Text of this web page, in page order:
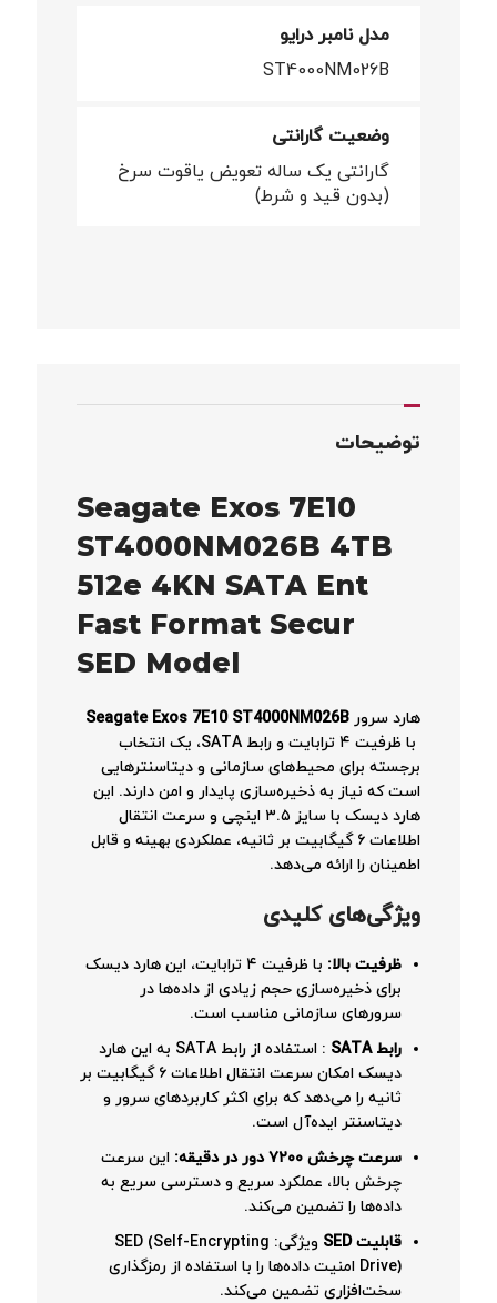
مدل نامبر درایو
ST4000NM026B
وضعیت گارانتی
گارانتی یک ساله تعویض یاقوت سرخ
(بدون قید و شرط)
توضیحات
Seagate Exos 7E10
ST4000NM026B 4TB
512e 4KN SATA Ent
Fast Format Secur
SED Model
هارد سرور Seagate Exos 7E10 ST4000NM026B
با ظرفیت ۴ ترابایت و رابط SATA، یک انتخاب
برجسته برای محیط‌های سازمانی و دیتاسنترهایی
است که نیاز به ذخیره‌سازی پایدار و امن دارند. این
هارد دیسک با سایز ۳.۵ اینچی و سرعت انتقال
اطلاعات ۶ گیگابیت بر ثانیه، عملکردی بهینه و قابل
اطمینان را ارائه می‌دهد.
ویژگی‌های کلیدی
ظرفیت بالا:
با ظرفیت ۴ ترابایت، این هارد دیسک
برای ذخیره‌سازی حجم زیادی از داده‌ها در
سرورهای سازمانی مناسب است.
رابط SATA
: استفاده از رابط SATA به این هارد
دیسک امکان سرعت انتقال اطلاعات ۶ گیگابیت بر
ثانیه را می‌دهد که برای اکثر کاربردهای سرور و
دیتاسنتر ایده‌آل است.
سرعت چرخش ۷۲۰۰دور در دقیقه: این سرعت
چرخش بالا، عملکرد سریع و دسترسی سریع به
داده‌ها را تضمین می‌کند.
قابلیتSED
ویژگی: SED (Self-Encrypting
Drive) امنیت داده‌ها را با استفاده از رمزگذاری
سخت‌افزاری تضمین می‌کند.